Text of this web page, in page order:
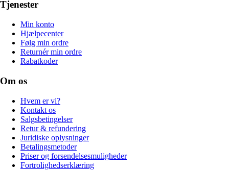
Tjenester
Min konto
Hjælpecenter
Følg min ordre
Returnér min ordre
Rabatkoder
Om os
Hvem er vi?
Kontakt os
Salgsbetingelser
Retur & refundering
Juridiske oplysninger
Betalingsmetoder
Priser og forsendelsesmuligheder
Fortrolighedserklæring